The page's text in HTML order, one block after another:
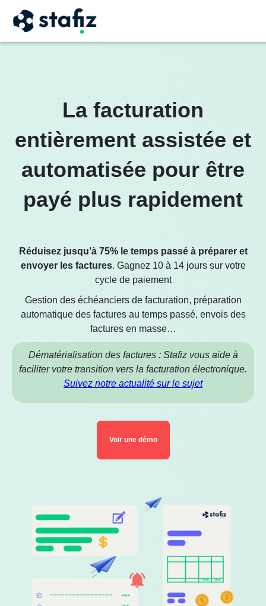
La facturation
entièrement assistée et
automatisée pour être
payé plus rapidement
Réduisez jusqu’à 75% le temps passé à préparer et
envoyer les factures. Gagnez 10 à 14 jours sur votre
cycle de paiement
Gestion des échéanciers de facturation, préparation
automatique des factures au temps passé, envois des
factures en masse…
Dématérialisation des factures : Stafiz vous aide à
faciliter votre transition vers la facturation électronique.
Suivez notre actualité sur le sujet
Voir une démo